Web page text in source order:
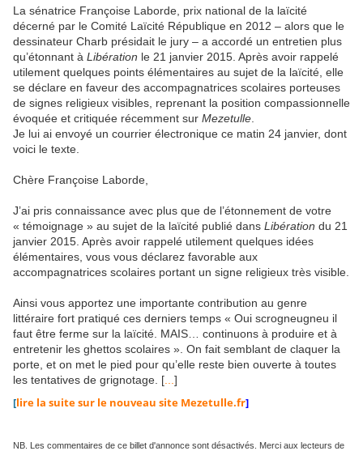
La sénatrice Françoise Laborde, prix national de la laïcité
décerné par le Comité Laïcité République en 2012 – alors que le
dessinateur Charb présidait le jury – a accordé un entretien plus
qu’étonnant à Libération le 21 janvier 2015. Après avoir rappelé
utilement quelques points élémentaires au sujet de la laïcité, elle
se déclare en faveur des accompagnatrices scolaires porteuses
de signes religieux visibles, reprenant la position compassionnelle
évoquée et critiquée récemment sur Mezetulle
Je lui ai envoyé un courrier électronique ce matin 24 janvier, dont
voici le texte.
Chère Françoise Laborde,
J’ai pris connaissance avec plus que de l’étonnement de votre
« témoignage » au sujet de la laïcité publié dans Libération du 21
janvier 2015. Après avoir rappelé utilement quelques idées
élémentaires, vous vous déclarez favorable aux
accompagnatrices scolaires portant un signe religieux très visible.
Ainsi vous apportez une importante contribution au genre
littéraire fort pratiqué ces derniers temps « Oui scrogneugneu il
faut être ferme sur la laïcité. MAIS… continuons à produire et à
entretenir les ghettos scolaires ». On fait semblant de claquer la
porte, et on met le pied pour qu’elle reste bien ouverte à toutes
les tentatives de grignotage. [
]
[lire la suite sur le nouveau site Mezetulle.fr]
NB. Les commentaires de ce billet d'annonce sont désactivés. Merci aux lecteurs de